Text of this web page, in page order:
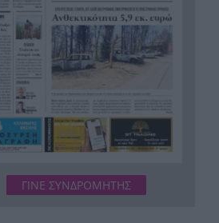
Συναγερμός στο Λασίθι: Φωτιά
κοντά στο Καρύδι, ήχησε το
112
Το παράδοξο της Υγείας
«Πολωμένο μελτέμι»: Το
σπάνιο καιρικό φαινόμενο
50ετίας που «έκαψε» Αττική
Συναγερμός για τις πυρκαγιές:
ΓΙΝΕ ΣΥΝΔΡΟΜΗΤΗΣ